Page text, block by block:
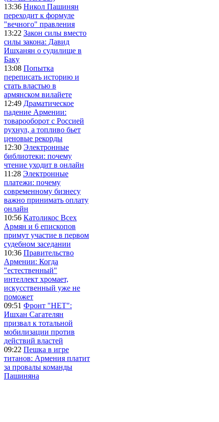
13:36 Никол Пашинян
переходит к формуле
"вечного" правления
13:22 Закон силы вместо
силы закона: Давид
Ишханян о судилище в
Баку
13:08 Попытка
переписать историю и
стать властью в
армянском вилайете
12:49 Драматическое
падение Армении:
товарооборот с Россией
рухнул, а топливо бьет
ценовые рекорды
12:30 Электронные
библиотеки: почему
чтение уходит в онлайн
11:28 Электронные
платежи: почему
современному бизнесу
важно принимать оплату
онлайн
10:56 Католикос Всех
Армян и 6 епископов
примут участие в первом
судебном заседании
10:36 Правительство
Армении: Когда
"естественный"
интеллект хромает,
искусственный уже не
поможет
09:51 Фронт "НЕТ":
Ишхан Сагателян
призвал к тотальной
мобилизации против
действий властей
09:22 Пешка в игре
титанов: Армения платит
за провалы команды
Пашиняна